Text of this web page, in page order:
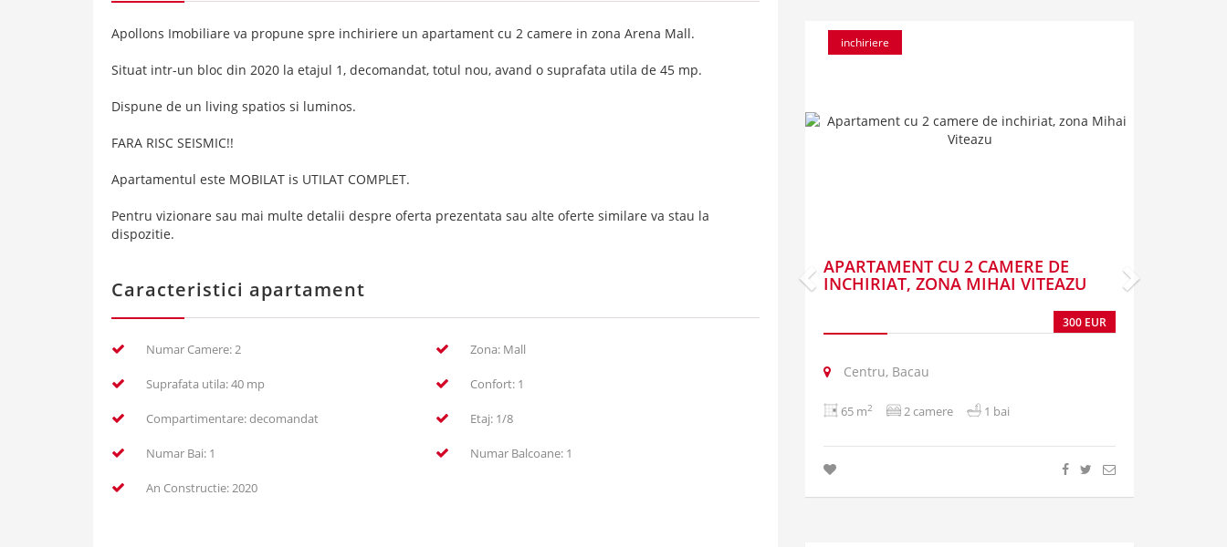
Apollons Imobiliare va propune spre inchiriere un apartament cu 2 camere in zona Arena Mall.
Situat intr-un bloc din 2020 la etajul 1, decomandat, totul nou, avand o suprafata utila de 45 mp.
Dispune de un living spatios si luminos.
FARA RISC SEISMIC!!
Apartamentul este MOBILAT is UTILAT COMPLET.
Pentru vizionare sau mai multe detalii despre oferta prezentata sau alte oferte similare va stau la
dispozitie.
Caracteristici apartament
Numar Camere: 2 Zona: Mall
Suprafata utila: 40 mp Confort: 1
Compartimentare: decomandat Etaj: 1/8
Numar Bai: 1 Numar Balcoane: 1
An Constructie: 2020
APARTAMENT CU 2 CAMERE DE
INCHIRIAT, ZONA MIHAI VITEAZU
300 EUR
Centru, Bacau
65 m2 2 camere 1 bai
inchiriere